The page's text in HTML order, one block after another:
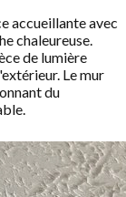
accueillante avec
chaleureuse.
de lumière
Le mur
du